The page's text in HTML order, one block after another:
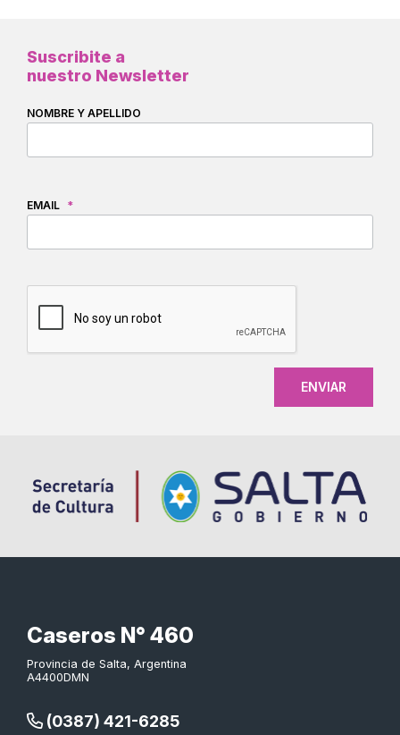
Suscribite a
nuestro Newsletter
NOMBRE Y APELLIDO
EMAIL *
Caseros N° 460
Provincia de Salta, Argentina
A4400DMN
(0387) 421-6285